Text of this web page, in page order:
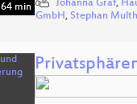
64 min
Johanna Graf,
GmbH, Stephan